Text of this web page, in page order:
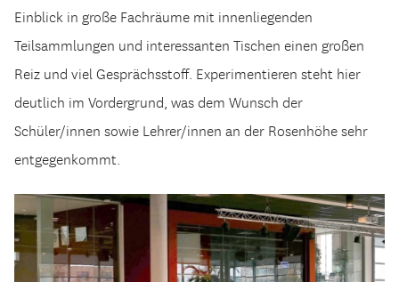
Einblick in große Fachräume mit innenliegenden
Teilsammlungen und interessanten Tischen einen großen
Reiz und viel Gesprächsstoff. Experimentieren steht hier
deutlich im Vordergrund, was dem Wunsch der
Schüler/innen sowie Lehrer/innen an der Rosenhöhe sehr
entgegenkommt.